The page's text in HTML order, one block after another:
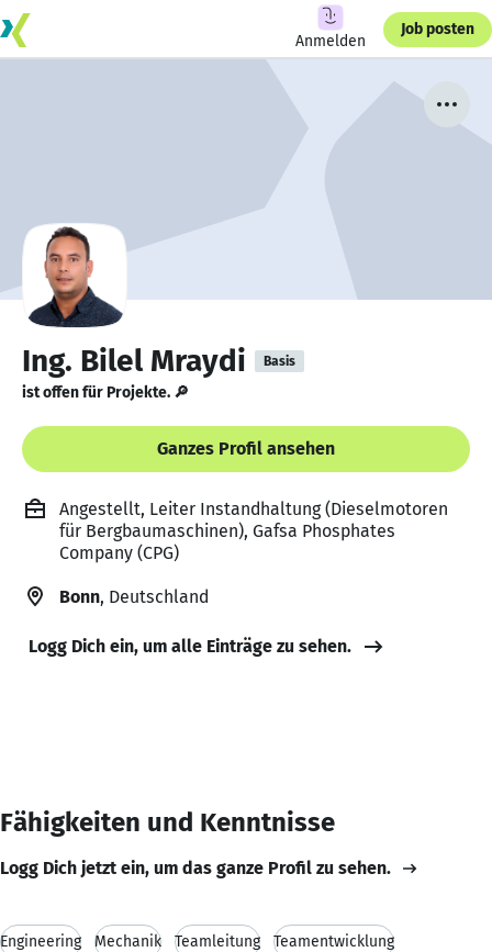
Anmelden
Job posten
Ing. Bilel Mraydi Basis
ist offen für Projekte. 🔎
Ganzes Profil ansehen
Angestellt, Leiter Instandhaltung (Dieselmotoren
für Bergbaumaschinen), Gafsa Phosphates
Company (CPG)
Bonn, Deutschland
Logg Dich ein, um alle Einträge zu sehen.
Fähigkeiten und Kenntnisse
Logg Dich jetzt ein, um das ganze Profil zu sehen.
Engineering Mechanik Teamleitung Teamentwicklung